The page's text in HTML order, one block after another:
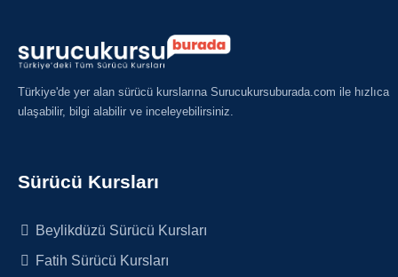
Türkiye'de yer alan sürücü kurslarına Surucukursuburada.com ile hızlıca
ulaşabilir, bilgi alabilir ve inceleyebilirsiniz.
Sürücü Kursları
Beylikdüzü Sürücü Kursları
Fatih Sürücü Kursları